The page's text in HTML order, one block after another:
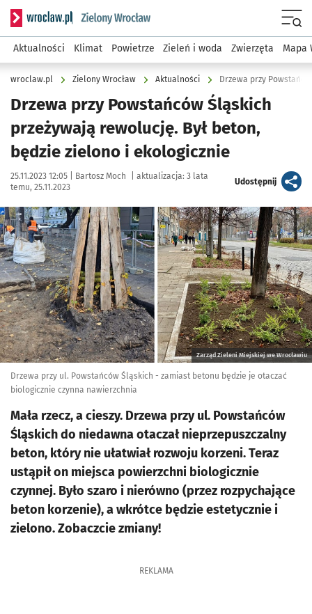
Serwis informacyjny wroclaw.pl podserwis: Środowisko we
Aktualności Klimat Powietrze Zieleń i woda Zwierzęta Mapa
wroclaw.pl Zielony Wrocław Aktualności Drzewa przy
Drzewa przy Powstańców Śląskich
przeżywają rewolucję. Był beton,
będzie zielono i ekologicznie
Data publikacji:
25.11.2023 12:05 | Autor:
Bartosz Moch aktualizacja: 3 lata
temu, 25.11.2023
Udostępnijartykuł
Kliknij, aby powiększyć
Zarząd Zieleni Miejskiej we Wrocławiu
Drzewa przy ul. Powstańców Śląskich - zamiast betonu będzie je otaczać
biologicznie czynna nawierzchnia
Mała rzecz, a cieszy. Drzewa przy ul. Powstańców
Śląskich do niedawna otaczał nieprzepuszczalny
beton, który nie ułatwiał rozwoju korzeni. Teraz
ustąpił on miejsca powierzchni biologicznie
czynnej. Było szaro i nierówno (przez rozpychające
beton korzenie), a wkrótce będzie estetycznie i
zielono. Zobaczcie zmiany!
REKLAMA